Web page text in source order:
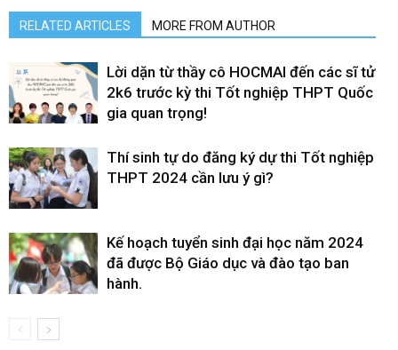
RELATED ARTICLES MORE FROM AUTHOR
Lời dặn từ thầy cô HOCMAI đến các sĩ tử
2k6 trước kỳ thi Tốt nghiệp THPT Quốc
gia quan trọng!
Thí sinh tự do đăng ký dự thi Tốt nghiệp
THPT 2024 cần lưu ý gì?
Kế hoạch tuyển sinh đại học năm 2024
đã được Bộ Giáo dục và đào tạo ban
hành.